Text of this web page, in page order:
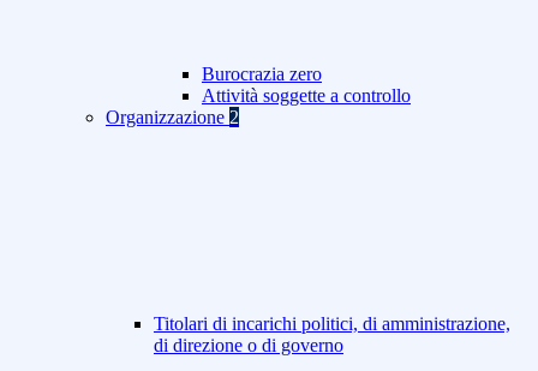
Burocrazia zero
Attività soggette a controllo
Organizzazione 2
Titolari di incarichi politici, di amministrazione,
di direzione o di governo